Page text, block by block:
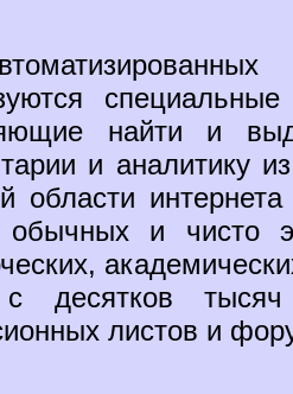
найти и
и аналитику
области
обычных и чисто
десятков
листов и